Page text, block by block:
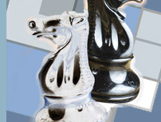
De levendigste